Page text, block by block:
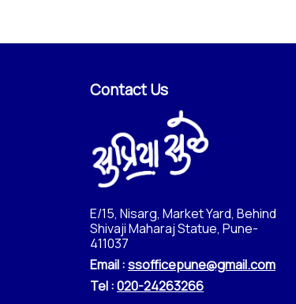
Contact Us
E/15, Nisarg, Market Yard, Behind
Shivaji Maharaj Statue, Pune-
411037
Email :ssofficepune@gmail.com
Tel :020-24263266